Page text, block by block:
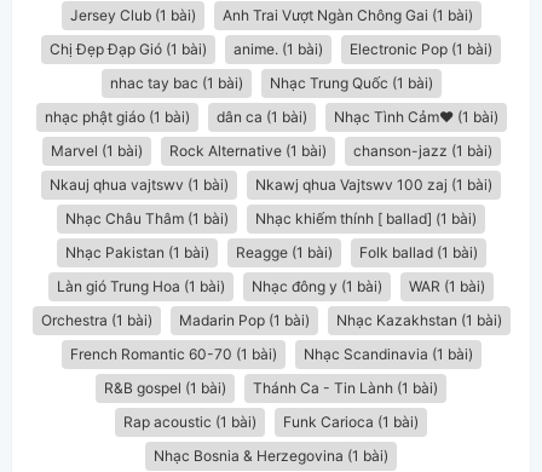
Jersey Club (1 bài)
Anh Trai Vượt Ngàn Chông Gai (1 bài)
Chị Đẹp Đạp Gió (1 bài)
anime. (1 bài)
Electronic Pop (1 bài)
nhac tay bac (1 bài)
Nhạc Trung Quốc (1 bài)
nhạc phật giáo (1 bài)
dân ca​ (1 bài)
Nhạc Tình Cảm❤️ (1 bài)
Marvel (1 bài)
Rock Alternative (1 bài)
chanson-jazz (1 bài)
Nkauj qhua vajtswv (1 bài)
Nkawj qhua Vajtswv 100 zaj (1 bài)
Nhạc Châu Thâm (1 bài)
Nhạc khiếm thính [ ballad] (1 bài)
Nhạc Pakistan (1 bài)
Reagge (1 bài)
Folk ballad (1 bài)
Làn gió Trung Hoa (1 bài)
Nhạc đông y (1 bài)
WAR (1 bài)
Orchestra (1 bài)
Madarin Pop (1 bài)
Nhạc Kazakhstan (1 bài)
French Romantic 60-70 (1 bài)
Nhạc Scandinavia (1 bài)
R&B gospel (1 bài)
Thánh Ca - Tin Lành (1 bài)
Rap acoustic (1 bài)
Funk Carioca (1 bài)
Nhạc Bosnia & Herzegovina (1 bài)